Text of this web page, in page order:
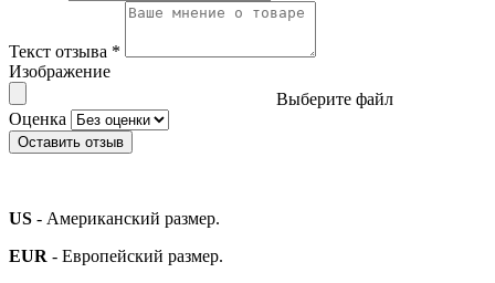
Текст отзыва *
Изображение
Выберите файл
Оценка
Оставить отзыв
US - Американский размер.
EUR - Европейский размер.